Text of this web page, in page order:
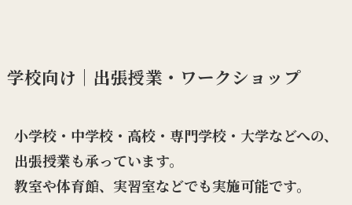
学校向け｜出張授業・ワークショップ
小学校・中学校・高校・専門学校・大学などへの、
出張授業も承っています。
教室や体育館、実習室などでも実施可能です。